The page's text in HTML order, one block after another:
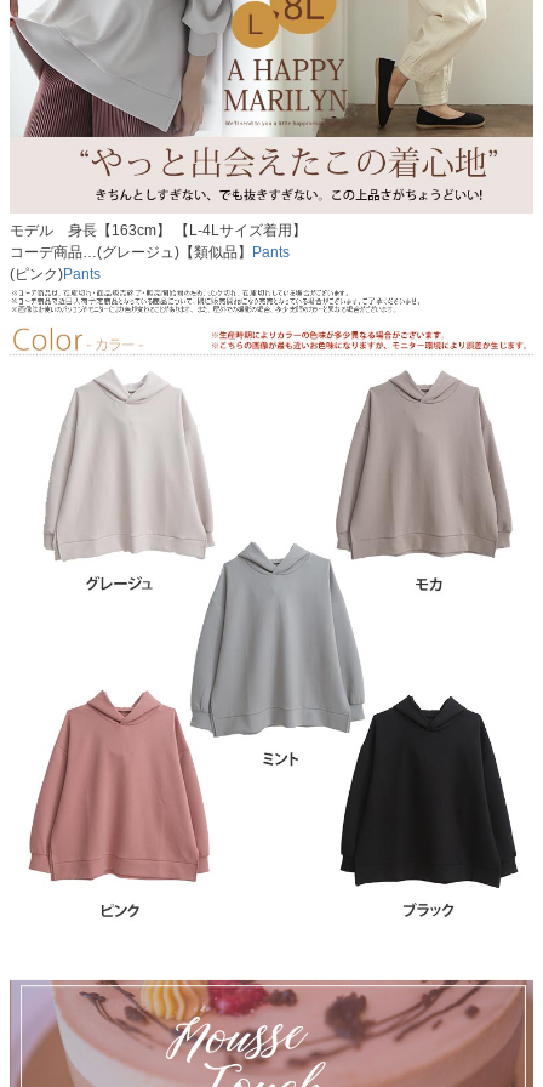
モデル 身長【163cm】 【L-4Lサイズ着用】
コーデ商品…(グレージュ)【類似品】
Pants
(ピンク)Pants